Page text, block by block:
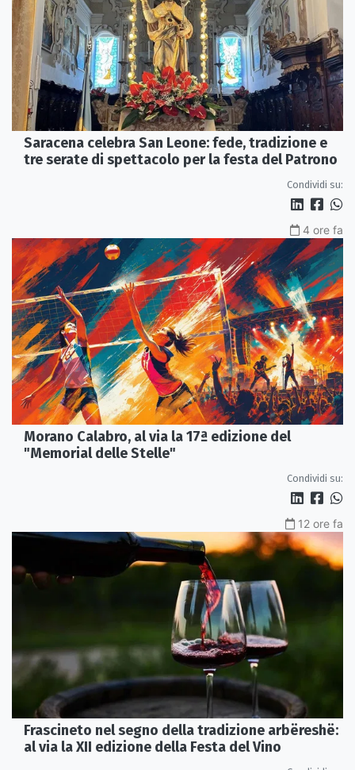
Saracena celebra San Leone: fede, tradizione e
tre serate di spettacolo per la festa del Patrono
Condividi su:
4 ore fa
Morano Calabro, al via la 17ª edizione del
"Memorial delle Stelle"
Condividi su:
12 ore fa
Frascineto nel segno della tradizione arbëreshë:
al via la XII edizione della Festa del Vino